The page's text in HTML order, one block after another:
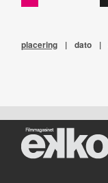
placering | dato |